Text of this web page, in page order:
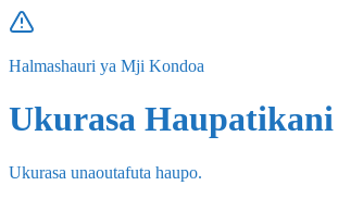
Halmashauri ya Mji Kondoa
Ukurasa Haupatikani
Ukurasa unaoutafuta haupo.